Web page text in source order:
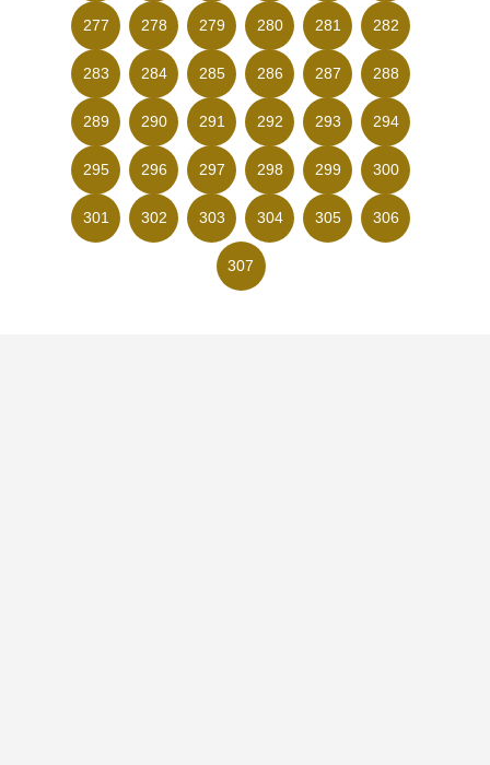
277 278 279 280 281 282
283 284 285 286 287 288
289 290 291 292 293 294
295 296 297 298 299 300
301 302 303 304 305 306
307